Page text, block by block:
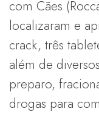
com Cães
localizaram e
crack, três
além de
preparo,
drogas para